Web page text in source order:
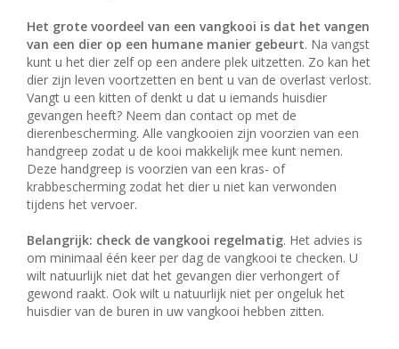
Het grote voordeel van een vangkooi is dat het vangen
van een dier op een humane manier gebeurt. Na vangst
kunt u het dier zelf op een andere plek uitzetten. Zo kan het
dier zijn leven voortzetten en bent u van de overlast verlost.
Vangt u een kitten of denkt u dat u iemands huisdier
gevangen heeft? Neem dan contact op met de
dierenbescherming. Alle vangkooien zijn voorzien van een
handgreep zodat u de kooi makkelijk mee kunt nemen.
Deze handgreep is voorzien van een kras- of
krabbescherming zodat het dier u niet kan verwonden
tijdens het vervoer.
Belangrijk: check de vangkooi regelmatig. Het advies is
om minimaal één keer per dag de vangkooi te checken. U
wilt natuurlijk niet dat het gevangen dier verhongert of
gewond raakt. Ook wilt u natuurlijk niet per ongeluk het
huisdier van de buren in uw vangkooi hebben zitten.